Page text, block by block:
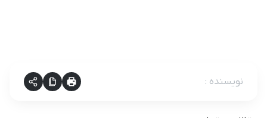
نویسنده :